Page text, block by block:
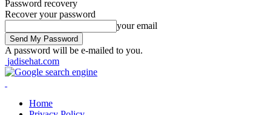
Password recovery
Recover your password
your email
A password will be e-mailed to you.
jadisehat.com
Home